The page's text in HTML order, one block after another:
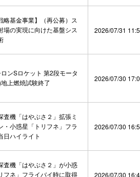
略基金事業】（再公募）ス
場の実現に向けた基盤シス
2026/07/31
ンSロケット 第2段モータ
上燃焼試験終了
2026/07/30
査機「はやぶさ２」拡張ミ
・小惑星「トリフネ」フラ
日ハイライト
2026/07/30
査機「はやぶさ２」が小惑
フネ」フライバイ時に取得
2026/07/30